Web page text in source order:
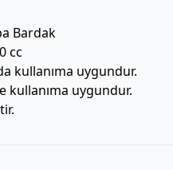
Bardak
cc
kullanıma uygundur.
kullanıma uygundur.